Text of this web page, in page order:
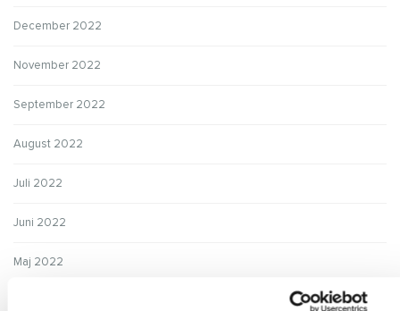
December 2022
November 2022
September 2022
August 2022
Juli 2022
Juni 2022
Maj 2022